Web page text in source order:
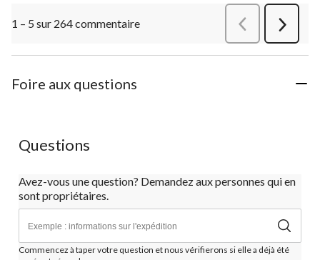
1 – 5 sur 264 commentaire
Suivant
Foire aux questions
Questions
Avez-vous une question? Demandez aux personnes qui en
sont propriétaires.
Commencez à taper votre question et nous vérifierons si elle a déjà été